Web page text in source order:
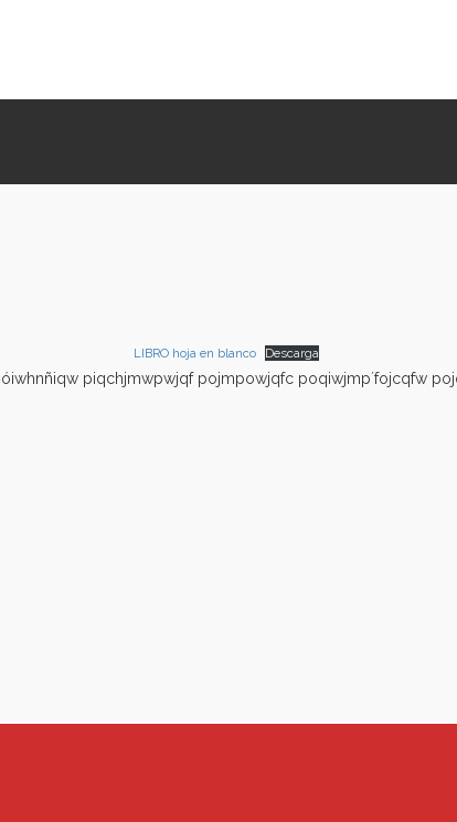
LIBRO hoja en blanco Descarga
piqchjmwpwjqf pojmpowjqfc poqiwjmp´fojcqfw